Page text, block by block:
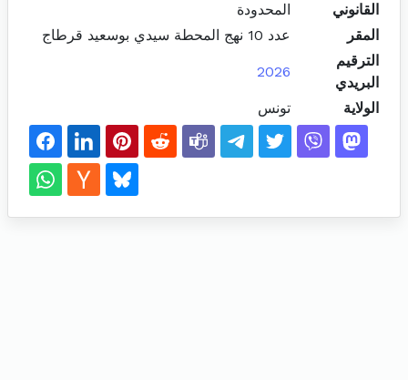
القانوني
المحدودة
المقر
عدد 10 نهج المحطة سيدي بوسعيد قرطاج
الترقيم
البريدي
2026
الولاية تونس